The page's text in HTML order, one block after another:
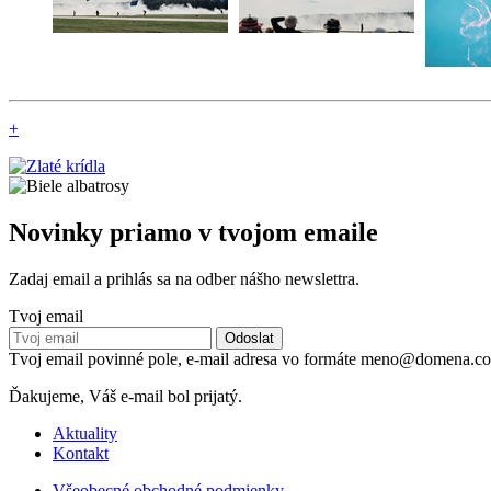
+
Novinky priamo v tvojom emaile
Zadaj email a prihlás sa na odber nášho newslettra.
Tvoj email
Tvoj email povinné pole, e-mail adresa vo formáte
Ďakujeme, Váš e-mail bol prijatý.
Aktuality
Kontakt